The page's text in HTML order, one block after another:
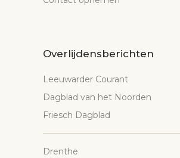
Overlijdensberichten
Leeuwarder Courant
Dagblad van het Noorden
Friesch Dagblad
Drenthe